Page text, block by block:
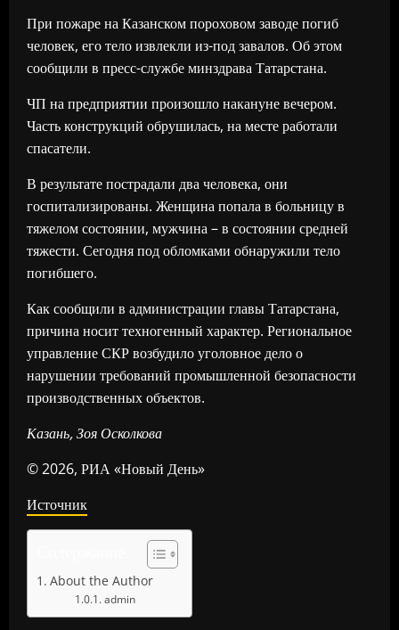
При пожаре на Казанском пороховом заводе погиб
человек, его тело извлекли из-под завалов. Об этом
сообщили в пресс-службе минздрава Татарстана.
ЧП на предприятии произошло накануне вечером.
Часть конструкций обрушилась, на месте работали
спасатели.
В результате пострадали два человека, они
госпитализированы. Женщина попала в больницу в
тяжелом состоянии, мужчина – в состоянии средней
тяжести. Сегодня под обломками обнаружили тело
погибшего.
Как сообщили в администрации главы Татарстана,
причина носит техногенный характер. Региональное
управление СКР возбудило уголовное дело о
нарушении требований промышленной безопасности
производственных объектов.
Казань, Зоя Осколкова
© 2026, РИА «Новый День»
Источник
About the Author
admin